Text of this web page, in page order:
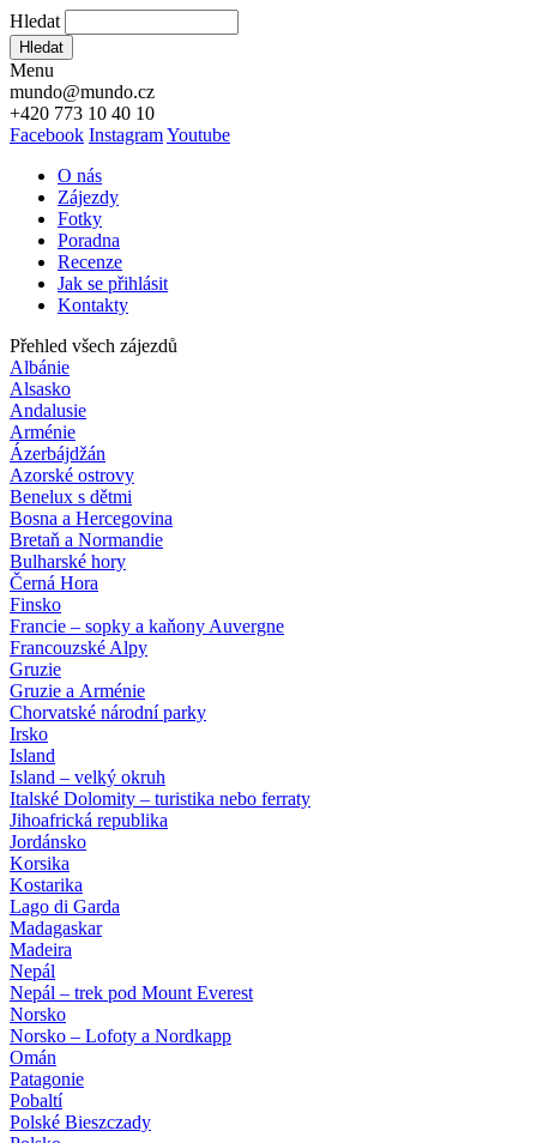
Hledat
Hledat
Menu
mundo@mundo.cz
+420 773 10 40 10
Facebook InstagramYoutube
O nás
Zájezdy
Fotky
Poradna
Recenze
Jak se přihlásit
Kontakty
Přehled všech zájezdů
Albánie
Alsasko
Andalusie
Arménie
Ázerbájdžán
Azorské ostrovy
Benelux s dětmi
Bosna a Hercegovina
Bretaň a Normandie
Bulharské hory
Černá Hora
Finsko
Francie – sopky a kaňony Auvergne
Francouzské Alpy
Gruzie
Gruzie a Arménie
Chorvatské národní parky
Irsko
Island
Island – velký okruh
Italské Dolomity – turistika nebo ferraty
Jihoafrická republika
Jordánsko
Korsika
Kostarika
Lago di Garda
Madagaskar
Madeira
Nepál
Nepál – trek pod Mount Everest
Norsko
Norsko – Lofoty a Nordkapp
Omán
Patagonie
Pobaltí
Polské Bieszczady